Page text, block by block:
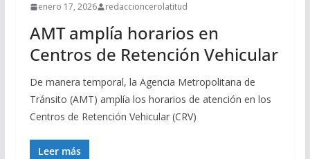
enero 17, 2026 redaccioncerolatitud
AMT amplía horarios en
Centros de Retención Vehicular
De manera temporal, la Agencia Metropolitana de
Tránsito (AMT) amplía los horarios de atención en los
Centros de Retención Vehicular (CRV)
Leer más